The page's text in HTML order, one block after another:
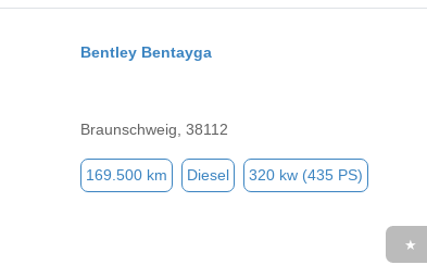
Bentley Bentayga
Braunschweig, 38112
169.500 km Diesel 320 kw (435 PS)
★